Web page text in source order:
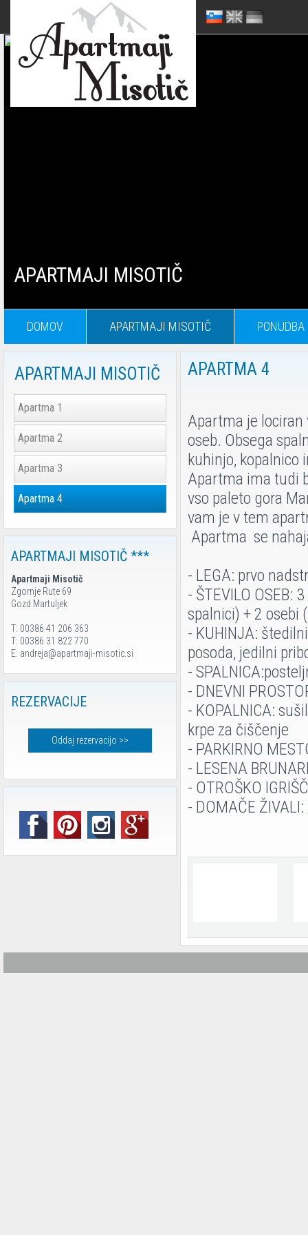
APARTMAJI MISOTIČ
DOMOV APARTMAJI MISOTIČ PONUDBA
APARTMAJI MISOTIČ
Apartma 1
Apartma 2
Apartma 3
Apartma 4
APARTMAJI MISOTIČ ***
Apartmaji Misotič
Zgornje Rute 69
Gozd Martuljek
T: 00386 41 206 363
T: 00386 31 822 770
E: andreja@apartmaji-misotic.si
REZERVACIJE
Oddaj rezervacijo >>
APARTMA 4
Apartma je
oseb. Obsega
kuhinjo, kopalnico
Apartma ima tudi
vso paleto gora
vam je v tem
Apartma se
- LEGA: prvo
- ŠTEVILO OSEB:
spalnici) + 2 osebi
- KUHINJA:
posoda, jedilni
-
- DNEVNI
- KOPALNICA:
krpe za čiščenje
- PARKIRNO
- LESENA
- OTROŠKO
- DOMAČE